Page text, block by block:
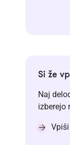
Si že
Naj
izberejo